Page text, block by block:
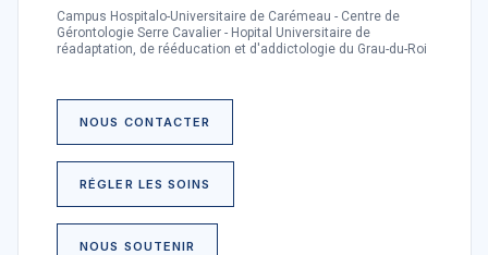
Campus Hospitalo-Universitaire de Carémeau - Centre de
Gérontologie Serre Cavalier - Hopital Universitaire de
réadaptation, de rééducation et d'addictologie du Grau-du-Roi
NOUS CONTACTER
RÉGLER LES SOINS
NOUS SOUTENIR